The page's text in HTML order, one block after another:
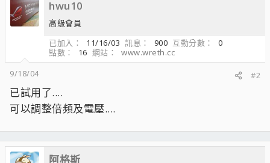
hwu10
高級會員
已加入
11/16/03 訊息 900 互動分數
0
點數
16 網站
www.wreth.cc
9/18/04
#2
已試用了....
可以調整倍頻及電壓....
阿格斯